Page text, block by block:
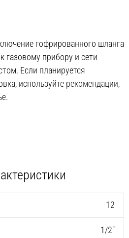
гофрированного шланга
газовому прибору и сети
Если планируется
используйте рекомендации,
.
12
1/2″